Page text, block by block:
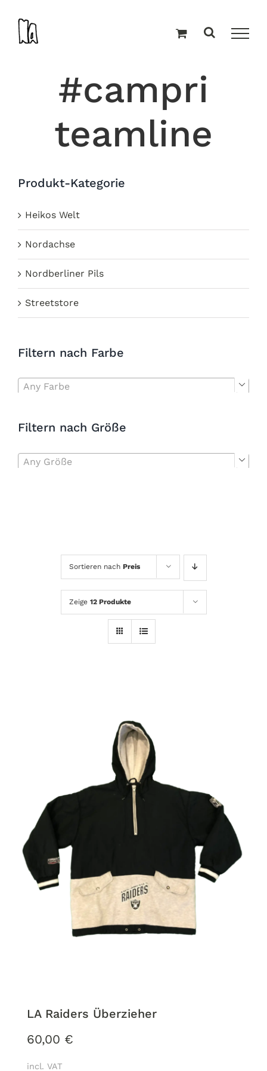
Inhalt
springen
#campri
teamline
Sortieren nach Preis
Zeige 12 Produkte
LA Raiders Überzieher
60,00 €
incl. VAT
Produkt-Kategorie
Heikos Welt
Nordachse
Nordberliner Pils
Streetstore
Filtern nach Farbe
Any Farbe 
Filtern nach Größe
Any Größe 